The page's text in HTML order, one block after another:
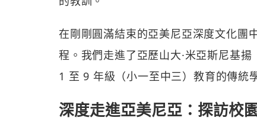
在剛剛圓滿結束的亞美尼亞深度文化團
程。我們走進了亞歷山大·米亞斯尼基
1 至 9 年級（小一至中三）教育的傳統
深度走進亞美尼亞：探訪校